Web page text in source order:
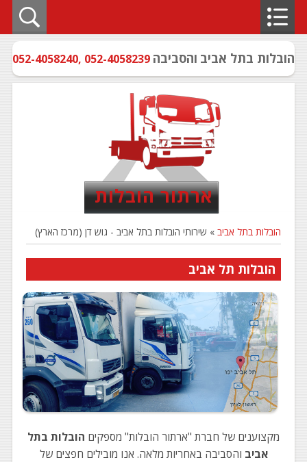
הובלות בתל אביב והסביבה 052-4058239
,
052-4058240
ארתור הובלות
הובלות בתל אביב » שירותי הובלות בתל אביב - גוש דן (מרכז הארץ)
הובלות תל אביב
מקצוענים של חברת "ארתור הובלות" מספקים הובלות בתל
אביב והסביבה באחריות מלאה. אנו מובילים חפצים של